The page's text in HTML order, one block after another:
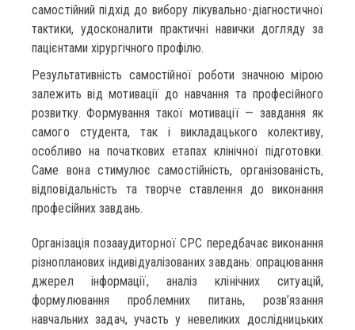
самостійний підхід до вибору лікувально-діагностичної
тактики, удосконалити практичні навички догляду за
пацієнтами хірургічного профілю.
Результативність самостійної роботи значною мірою
залежить від мотивації до навчання та професійного
розвитку. Формування такої мотивації — завдання як
самого студента, так і викладацького колективу,
особливо на початкових етапах клінічної підготовки.
Саме вона стимулює самостійність, організованість,
відповідальність та творче ставлення до виконання
професійних завдань.
Організація позааудиторної СРС передбачає виконання
різнопланових індивідуалізованих завдань: опрацювання
джерел інформації, аналіз клінічних ситуацій,
формулювання проблемних питань, розв’язання
навчальних задач, участь у невеликих дослідницьких